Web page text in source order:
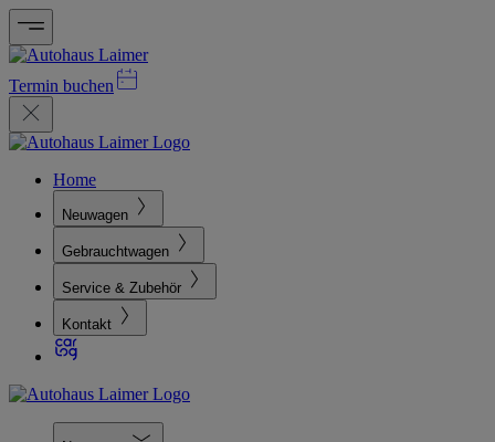
Termin buchen
Home
Neuwagen
Gebrauchtwagen
Service & Zubehör
Kontakt